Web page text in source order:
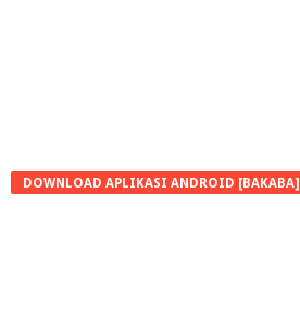
DOWNLOAD APLIKASI ANDROID [BAKABA]